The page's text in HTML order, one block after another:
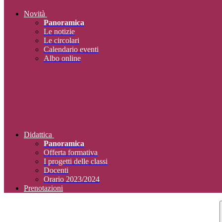
Novità
Panoramica
Le notizie
Le circolari
Calendario eventi
Albo online
Didattica
Panoramica
Offerta formativa
I progetti delle classi
Docenti
Orario 2023/2024
Prenotazioni